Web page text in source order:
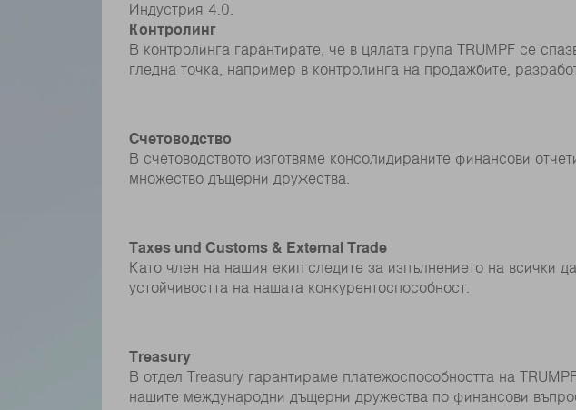
Индустрия 4.0.
Контролинг
В контролинга гарантирате, че в цялата група TRUMPF се
гледна точка, например в контролинга на продажбите,
Счетоводство
В счетоводството изготвяме консолидираните финансови
множество дъщерни дружества.
Taxes und Customs & External Trade
Като член на нашия екип следите за изпълнението на всички
устойчивостта на нашата конкурентоспособност.
Treasury
В отдел Treasury гарантираме платежоспособността на
нашите международни дъщерни дружества по финансови